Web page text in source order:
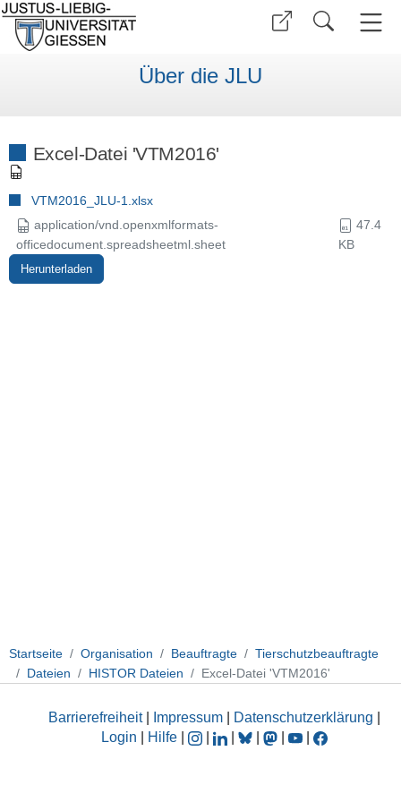
Über die JLU
Excel-Datei 'VTM2016'
VTM2016_JLU-1.xlsx
application/vnd.openxmlformats-
officedocument.spreadsheetml.sheet
47.4
KB
Herunterladen
Startseite Organisation Beauftragte
Tierschutzbeauftragte
Dateien
HISTOR Dateien Excel-Datei 'VTM2016'
Barrierefreiheit| Impressum Datenschutzerklärung
Login
Hilfe